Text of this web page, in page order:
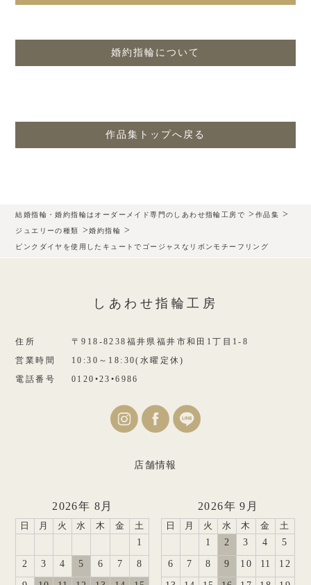
婚約指輪について
作品集トップへ戻る
結婚指輪・婚約指輪はオーダーメイド専門のしあわせ指輪工房で > 作品集 >
ジュエリーの種類 >婚約指輪 >
ピンクダイヤを使用したキュートでゴージャスなリボンモチーフリング
しあわせ指輪工房
住所
〒918-8238福井県福井市和田1丁目1-8
営業時間
10:30～18:30(水曜定休)
電話番号
0120•23•6986
店舗情報
2026年 8月
日 月 火 水 木 金 土
1
2 3 4 5 6 7 8
2026年 9月
日 月 火 水 木 金 土
1 2 3 4 5
6 7 8 9 10 11 12